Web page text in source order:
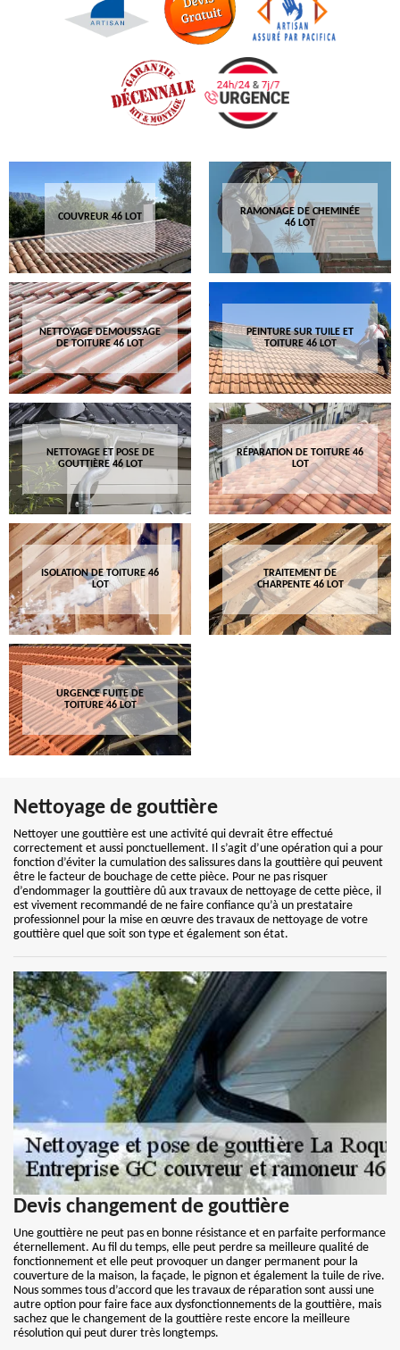
COUVREUR 46 LOT
RAMONAGE DE CHEMINÉE
46 LOT
NETTOYAGE DEMOUSSAGE
DE TOITURE 46 LOT
PEINTURE SUR TUILE ET
TOITURE 46 LOT
NETTOYAGE ET POSE DE
GOUTTIÈRE 46 LOT
RÉPARATION DE TOITURE 46
LOT
ISOLATION DE TOITURE 46
LOT
TRAITEMENT DE
CHARPENTE 46 LOT
URGENCE FUITE DE
TOITURE 46 LOT
Nettoyage de gouttière
Nettoyer une gouttière est une activité qui devrait être effectué
correctement et aussi ponctuellement. Il s’agit d’une opération qui a pour
fonction d’éviter la cumulation des salissures dans la gouttière qui peuvent
être le facteur de bouchage de cette pièce. Pour ne pas risquer
d’endommager la gouttière dû aux travaux de nettoyage de cette pièce, il
est vivement recommandé de ne faire confiance qu’à un prestataire
professionnel pour la mise en œuvre des travaux de nettoyage de votre
gouttière quel que soit son type et également son état.
Devis changement de gouttière
Une gouttière ne peut pas en bonne résistance et en parfaite performance
éternellement. Au fil du temps, elle peut perdre sa meilleure qualité de
fonctionnement et elle peut provoquer un danger permanent pour la
couverture de la maison, la façade, le pignon et également la tuile de rive.
Nous sommes tous d’accord que les travaux de réparation sont aussi une
autre option pour faire face aux dysfonctionnements de la gouttière, mais
sachez que le changement de la gouttière reste encore la meilleure
résolution qui peut durer très longtemps.